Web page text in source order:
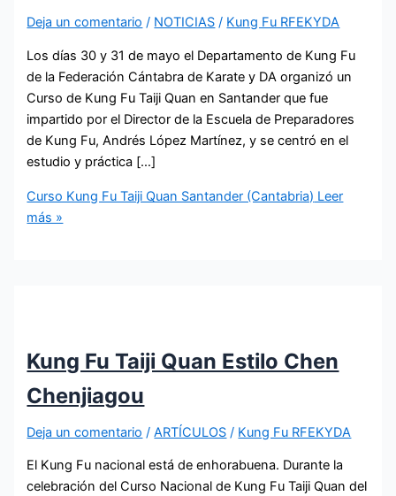
Deja un comentario / NOTICIAS / Kung Fu RFEKYDA
Los días 30 y 31 de mayo el Departamento de Kung Fu
de la Federación Cántabra de Karate y DA organizó un
Curso de Kung Fu Taiji Quan en Santander que fue
impartido por el Director de la Escuela de Preparadores
de Kung Fu, Andrés López Martínez, y se centró en el
estudio y práctica […]
Curso Kung Fu Taiji Quan Santander (Cantabria) Leer
más »
Kung Fu Taiji Quan Estilo Chen
Chenjiagou
Deja un comentario /ARTÍCULOS / Kung Fu RFEKYDA
El Kung Fu nacional está de enhorabuena. Durante la
celebración del Curso Nacional de Kung Fu Taiji Quan del